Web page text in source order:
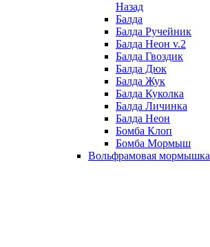
Назад
Балда
Балда Ручейник
Балда Неон v.2
Балда Гвоздик
Балда Дюк
Балда Жук
Балда Куколка
Балда Личинка
Балда Неон
Бомба Клоп
Бомба Мормыш
Вольфрамовая мормышка